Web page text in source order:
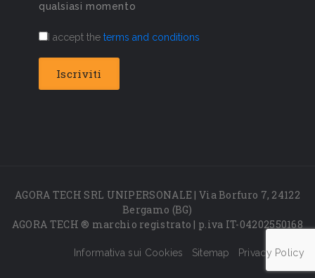
qualsiasi momento
I accept the terms and conditions
AGORA TECH SRL UNIPERSONALE | Via Borfuro 7, 24122
Bergamo (BG)
AGORA TECH ® marchio registrato | p.iva IT-04202550168
Informativa sui Cookies Sitemap Privacy Policy